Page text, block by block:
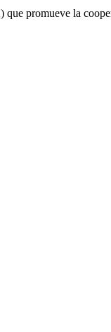
promueve la